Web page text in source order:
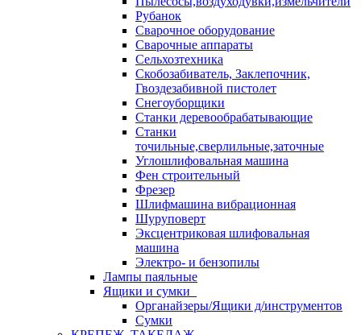
Рубанок
Сварочное оборудование
Сварочные аппараты
Сельхозтехника
Скобозабиватель, Заклепочник,
Гвоздезабивной пистолет
Снегоуборщики
Станки деревообрабатывающие
Станки
точильные,сверлильные,заточные
Углошлифовальная машина
Фен строительный
Фрезер
Шлифмашина вибрационная
Шуруповерт
Эксцентриковая шлифовальная
машина
Электро- и бензопилы
Лампы паяльные
Ящики и сумки
Органайзеры/Ящики д/инструментов
Сумки